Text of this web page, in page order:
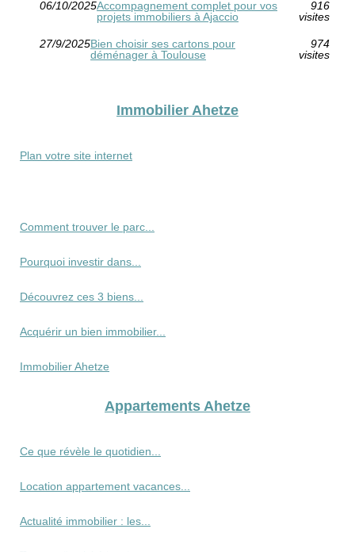
06/10/2025Accompagnement complet pour vos
projets immobiliers à Ajaccio
916
visites
27/9/2025Bien choisir ses cartons pour
déménager à Toulouse
974
visites
Immobilier Ahetze
Plan votre site internet
Comment trouver le parc...
Pourquoi investir dans...
Découvrez ces 3 biens...
Acquérir un bien immobilier...
Immobilier Ahetze
Appartements Ahetze
Ce que révèle le quotidien...
Location appartement vacances...
Actualité immobilier : les...